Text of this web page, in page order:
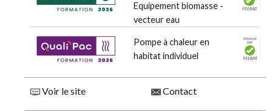
Equipement biomasse -
vecteur eau
Pompe à chaleur en
habitat individuel
Voir le site Contact